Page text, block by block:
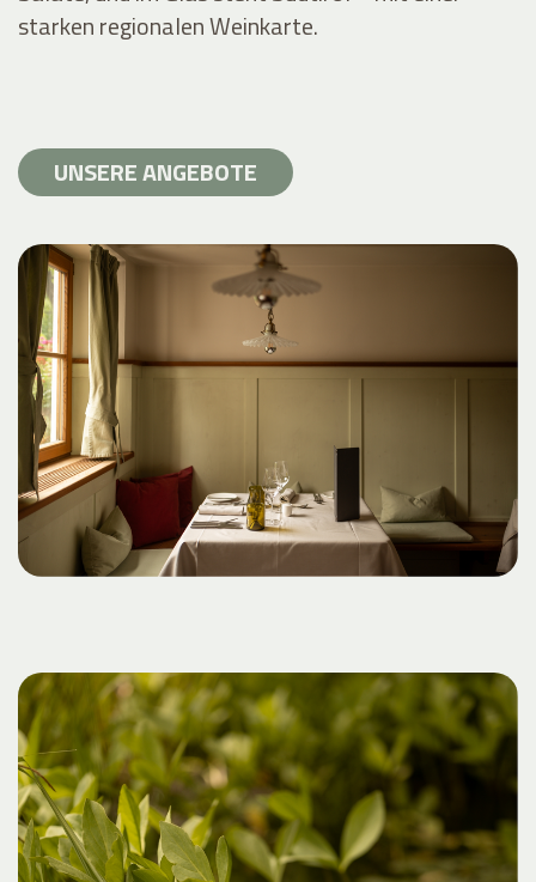
starken regionalen Weinkarte.
UNSERE ANGEBOTE